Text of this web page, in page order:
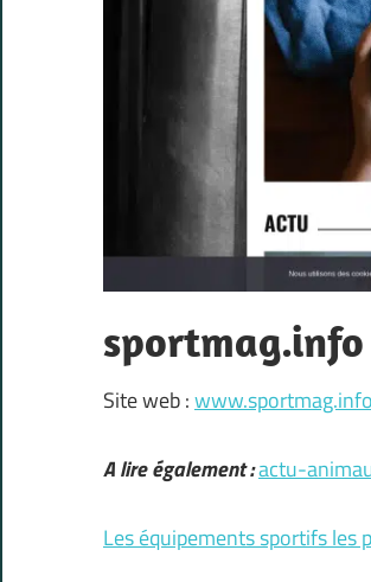
sportmag.info
Site web :www.sportmag.info
A lire également :actu-
Les équipements sportifs les